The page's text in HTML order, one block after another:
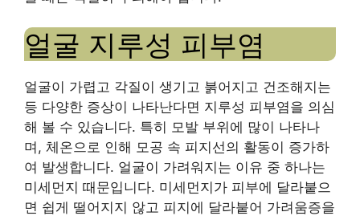
얼굴 지루성 피부염
얼굴이 가렵고 각질이 생기고 붉어지고 건조해지는
등 다양한 증상이 나타난다면 지루성 피부염을 의심
해 볼 수 있습니다. 특히 모발 부위에 많이 나타나
며, 체온으로 인해 모공 속 피지선의 활동이 증가하
여 발생합니다. 얼굴이 가려워지는 이유 중 하나는
미세먼지 때문입니다. 미세먼지가 피부에 달라붙으
면 쉽게 떨어지지 않고 피지에 달라붙어 가려움증을